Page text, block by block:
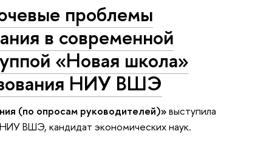
проблемы
в современной
«Новая школа»
НИУ ВШЭ
(по опросам руководителей)»выступила
ВШЭ, кандидат экономических наук.